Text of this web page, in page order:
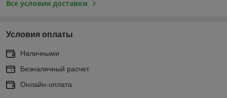
Все условия доставки
Условия оплаты
Наличными
Безналичный расчет
Онлайн-оплата